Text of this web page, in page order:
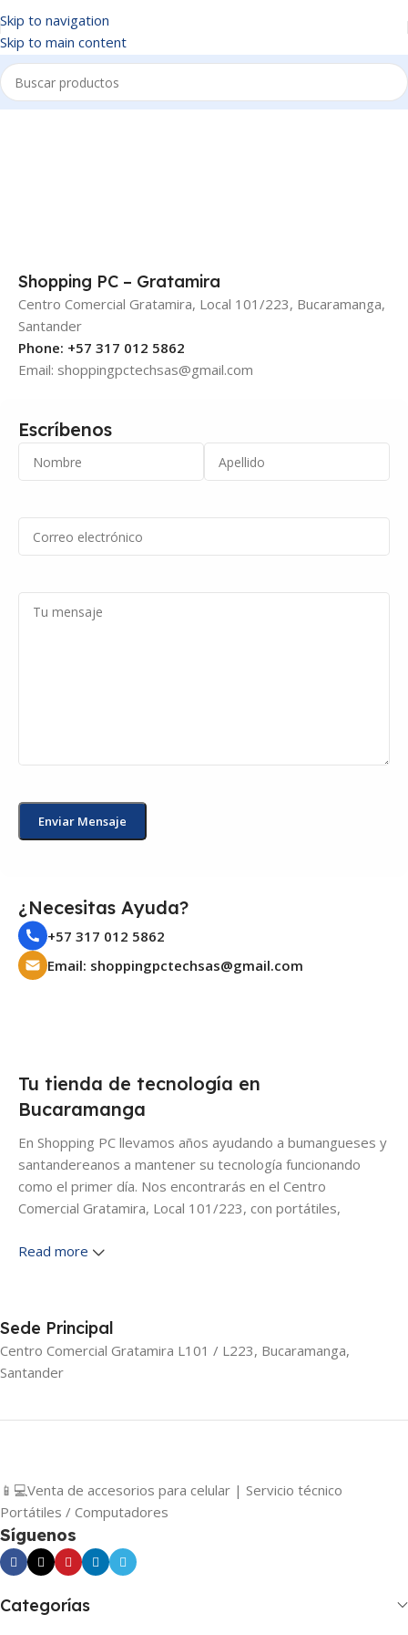
Skip to navigation
Skip to main content
Shopping PC – Gratamira
Centro Comercial Gratamira, Local 101/223, Bucaramanga,
Santander
Phone: +57 317 012 5862
Email: shoppingpctechsas@gmail.com
Escríbenos
¿Necesitas Ayuda?
+57 317 012 5862
Email: shoppingpctechsas@gmail.com
Tu tienda de tecnología en
Bucaramanga
En Shopping PC llevamos años ayudando a bumangueses y
santandereanos a mantener su tecnología funcionando
como el primer día. Nos encontrarás en el Centro
Comercial Gratamira, Local 101/223, con portátiles,
tu equipo necesita.
solo compras tecnología: compras tranquilidad y respaldo.
Read more
Sede Principal
Centro Comercial Gratamira L101 / L223, Bucaramanga,
Santander
📱💻Venta de accesorios para celular | Servicio técnico
Portátiles / Computadores
Síguenos
Categorías